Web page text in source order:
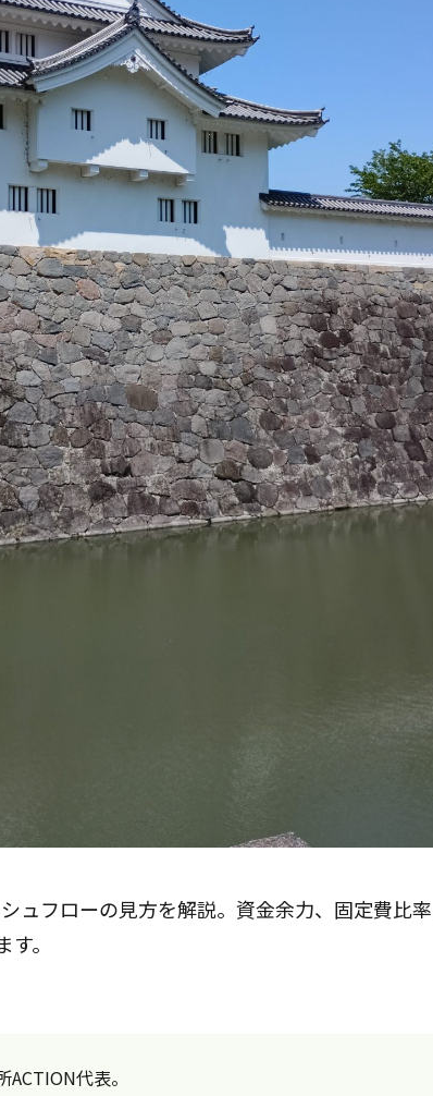
ュフローの見方を解説。資金余力、固定費比率
。
代表。
社長が見返せる判断材料を残します
🍃ご相談方法について
電話相談は承っておりません。
い合わせフォームからご相談ください。